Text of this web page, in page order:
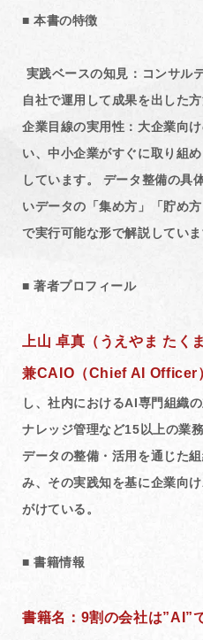
■ 本書の特徴
実践ベースの知見：コンサル
自社で運用して成果を出した
企業目線の実用性：大企業向
い、中小企業がすぐに取り組
しています。 データ整備の具
いデータの「集め方」「貯め
で実行可能な形で解説していま
■ 著者プロフィール
上山 卓真（うえやま た
兼CAIO（Chief AI Officer
し、社内におけるAI専門組織
ナレッジ管理など15以上の業
データの整備・活用を通じた
み、その実践知を基に企業向
がけている。
■ 書籍情報
書籍名：9割の会社は”AI”